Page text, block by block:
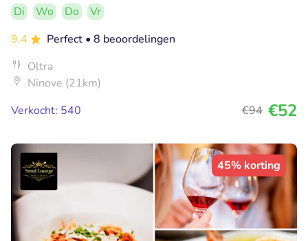
Di Wo Do
Vr
9.4
Perfect • 8 beoordelingen
Oltra
Ninove (21km)
Verkocht: 540
€94 €52
45% korting